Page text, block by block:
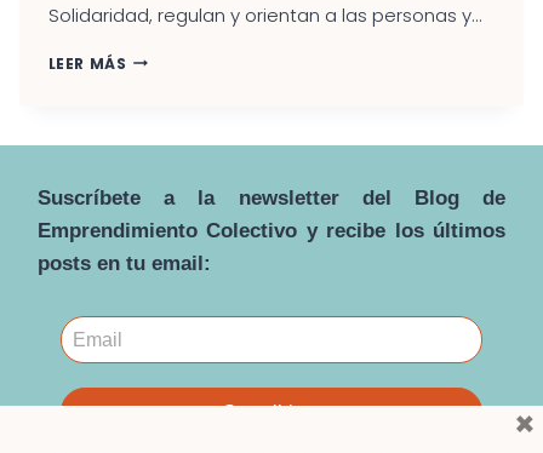
Solidaridad, regulan y orientan a las personas y...
LEER MÁS EL
GONZÁLEZ:
POR
VOLVER
A
LAS
Y
VECINALES,
CONTACTO
Suscríbete a la newsletter del Blog de
Emprendimiento Colectivo y recibe los últimos
posts en tu email:
×